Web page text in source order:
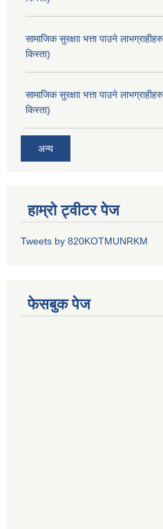
सामाजिक सुरक्षाा भत्ता पाउने
किस्ता)
सामाजिक सुरक्षाा भत्ता पाउने
किस्ता)
अन्य
हाम्रो ट्वीटर पेज
Tweets by 820KOTMUNRKM
फेसबुक पेज